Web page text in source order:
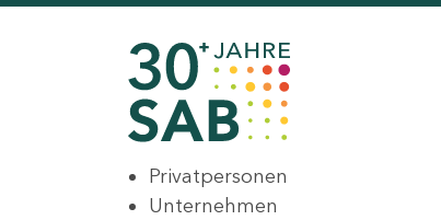
Privatpersonen
Unternehmen